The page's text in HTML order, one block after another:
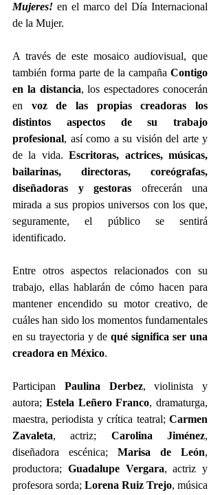
Mujeres! en el marco del Día Internacional
de la Mujer.
A través de este mosaico audiovisual, que
también forma parte de la campaña Contigo
en la distancia, los espectadores conocerán
en voz de las propias creadoras los
distintos aspectos de su trabajo
profesional, así como a su visión del arte y
de la vida. Escritoras, actrices, músicas,
bailarinas, directoras, coreógrafas,
diseñadoras y gestoras ofrecerán una
mirada a sus propios universos con los que,
seguramente, el público se sentirá
identificado.
Entre otros aspectos relacionados con su
trabajo, ellas hablarán de cómo hacen para
mantener encendido su motor creativo, de
cuáles han sido los momentos fundamentales
en su trayectoria y de qué significa ser una
creadora en México.
Participan Paulina Derbez, violinista y
autora; Estela Leñero Franco, dramaturga,
maestra, periodista y crítica teatral; Carmen
Zavaleta, actriz; Carolina Jiménez,
diseñadora escénica; Marisa de León,
productora; Guadalupe Vergara, actriz y
profesora sorda; Lorena Ruiz Trejo, música